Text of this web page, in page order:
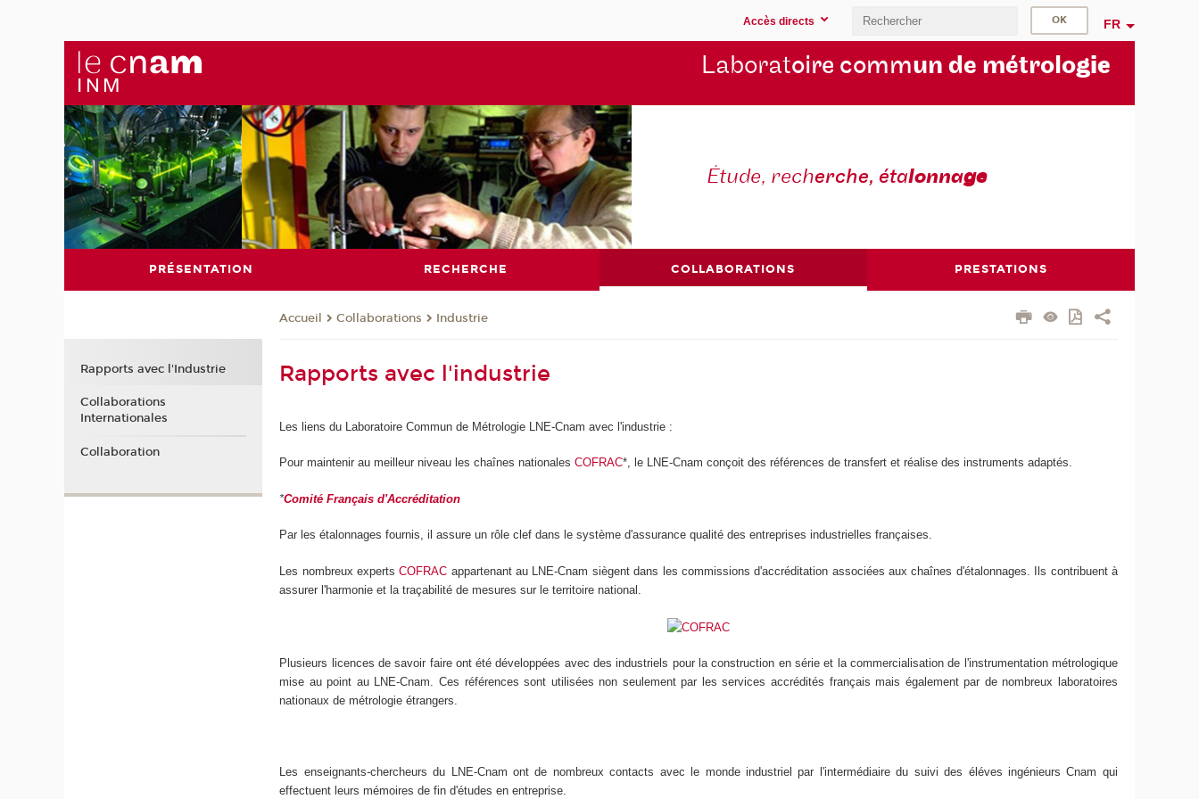
Accès directs FR
Laboratoire commun de métrologie
Étude, recherche, étalonnage
PRÉSENTATION RECHERCHE COLLABORATIONS PRESTATIONS
Accueil Collaborations Industrie
Rapports avec l'industrie
Les liens du Laboratoire Commun de Métrologie LNE-Cnam avec l'industrie :
Pour maintenir au meilleur niveau les chaînes nationalesCOFRAC*, le LNE-Cnam conçoit des références de transfert et réalise des instruments adaptés.
*Comité Français d'Accréditation
Par les étalonnages fournis, il assure un rôle clef dans le système d'assurance qualité des entreprises industrielles françaises.
Les nombreux expertsCOFRAC appartenant au LNE-Cnam siègent dans les commissions d'accréditation associées aux chaînes d'étalonnages. Ils contribuent à
assurer l'harmonie et la traçabilité de mesures sur le territoire national.
Plusieurs licences de savoir faire ont été développées avec des industriels pour la construction en série et la commercialisation de l'instrumentation métrologique
mise au point au LNE-Cnam. Ces références sont utilisées non seulement par les services accrédités français mais également par de nombreux laboratoires
nationaux de métrologie étrangers.
Les enseignants-chercheurs du LNE-Cnam ont de nombreux contacts avec le monde industriel par l'intermédiaire du suivi des éléves ingénieurs Cnam qui
effectuent leurs mémoires de fin d'études en entreprise.
Rapports avec l'Industrie
Collaborations
Internationales
Collaboration